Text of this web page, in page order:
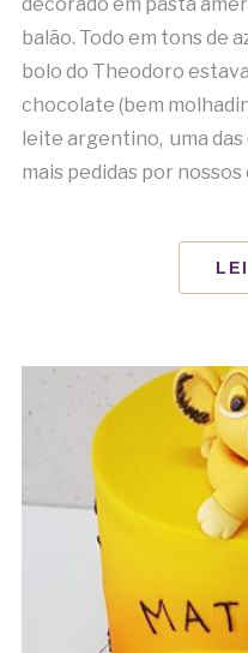
decorado em pasta
balão. Todo em tons de
bolo do Theodoro
chocolate (bem
leite argentino, uma
mais pedidas por